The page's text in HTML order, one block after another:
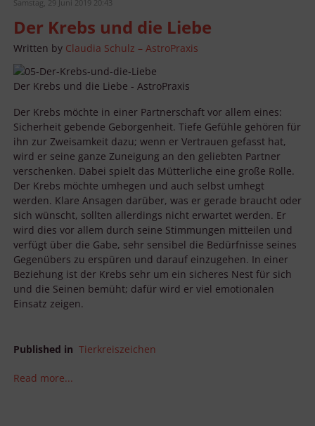
Samstag, 29 Juni 2019 20:43
Der Krebs und die Liebe
Written by Claudia Schulz – AstroPraxis
Der Krebs und die Liebe - AstroPraxis
Der Krebs möchte in einer Partnerschaft vor allem eines:
Sicherheit gebende Geborgenheit. Tiefe Gefühle gehören für
ihn zur Zweisamkeit dazu; wenn er Vertrauen gefasst hat,
wird er seine ganze Zuneigung an den geliebten Partner
verschenken. Dabei spielt das Mütterliche eine große Rolle.
Der Krebs möchte umhegen und auch selbst umhegt
werden. Klare Ansagen darüber, was er gerade braucht oder
sich wünscht, sollten allerdings nicht erwartet werden. Er
wird dies vor allem durch seine Stimmungen mitteilen und
verfügt über die Gabe, sehr sensibel die Bedürfnisse seines
Gegenübers zu erspüren und darauf einzugehen. In einer
Beziehung ist der Krebs sehr um ein sicheres Nest für sich
und die Seinen bemüht; dafür wird er viel emotionalen
Einsatz zeigen.
Published in Tierkreiszeichen
Read more...